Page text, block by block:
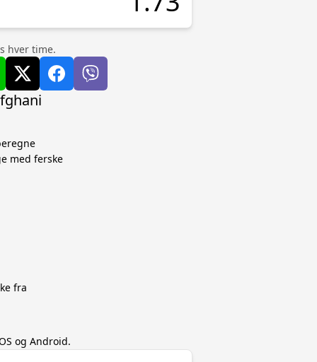
hver time.
med ferske
fra
og Android.